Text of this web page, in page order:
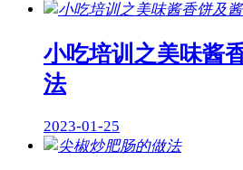
小吃培训之美味酱
法
2023-01-25